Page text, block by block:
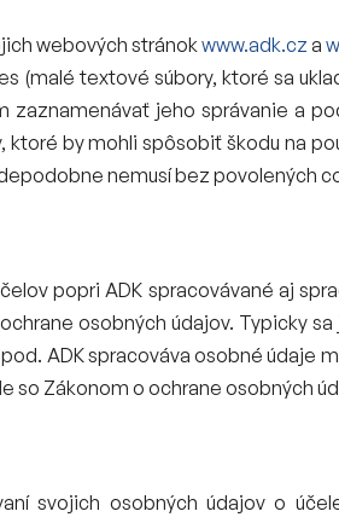
webových stránokwww.adk.cz a
(malé textové súbory, ktoré sa
jeho správanie a
by mohli spôsobiť škodu na
nemusí bez povolených
popri ADK spracovávané aj
osobných údajov. Typicky
ADK spracováva osobné údaje
so Zákonom o ochrane osobných
svojich osobných údajov o